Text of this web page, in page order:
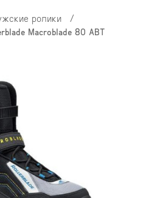
ролики /
Macroblade 80 ABT